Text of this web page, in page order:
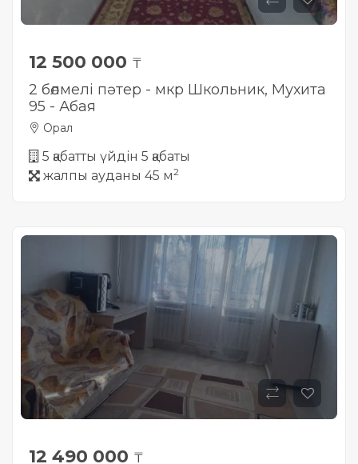
12 500 000 ₸
2 бөлмелі пәтер - мкр Школьник, Мухита
95 - Абая
Орал
5 қабатты үйдін 5 қабаты
жалпы ауданы 45 м2
12 490 000 ₸